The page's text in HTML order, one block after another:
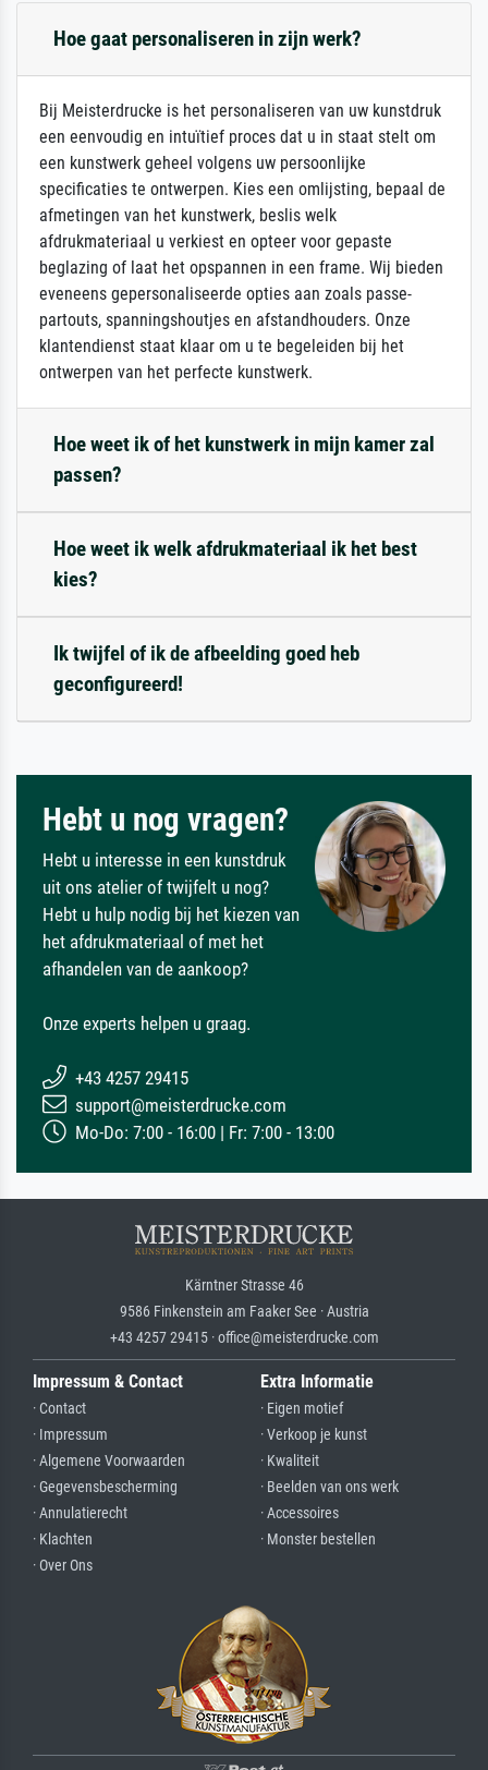
Hoe gaat personaliseren in zijn werk?
Bij Meisterdrucke is het personaliseren van uw kunstdruk
een eenvoudig en intuïtief proces dat u in staat stelt om
een kunstwerk geheel volgens uw persoonlijke
specificaties te ontwerpen. Kies een omlijsting, bepaal de
afmetingen van het kunstwerk, beslis welk
afdrukmateriaal u verkiest en opteer voor gepaste
beglazing of laat het opspannen in een frame. Wij bieden
eveneens gepersonaliseerde opties aan zoals passe-
partouts, spanningshoutjes en afstandhouders. Onze
klantendienst staat klaar om u te begeleiden bij het
ontwerpen van het perfecte kunstwerk.
Hoe weet ik of het kunstwerk in mijn kamer zal
passen?
Hoe weet ik welk afdrukmateriaal ik het best
kies?
Ik twijfel of ik de afbeelding goed heb
geconfigureerd!
Hebt u nog vragen?
Hebt u interesse in een kunstdruk
uit ons atelier of twijfelt u nog?
Hebt u hulp nodig bij het kiezen van
het afdrukmateriaal of met het
afhandelen van de aankoop?
Onze experts helpen u graag.
+43 4257 29415
support@meisterdrucke.com
Mo-Do: 7:00 - 16:00 | Fr: 7:00 - 13:00
Kärntner Strasse 46
9586 Finkenstein am Faaker See · Austria
+43 4257 29415 · office@meisterdrucke.com
Impressum & Contact
· Contact
· Impressum
· Algemene Voorwaarden
· Gegevensbescherming
· Annulatierecht
· Klachten
· Over Ons
Extra Informatie
· Eigen motief
· Verkoop je kunst
· Kwaliteit
· Beelden van ons werk
· Accessoires
· Monster bestellen